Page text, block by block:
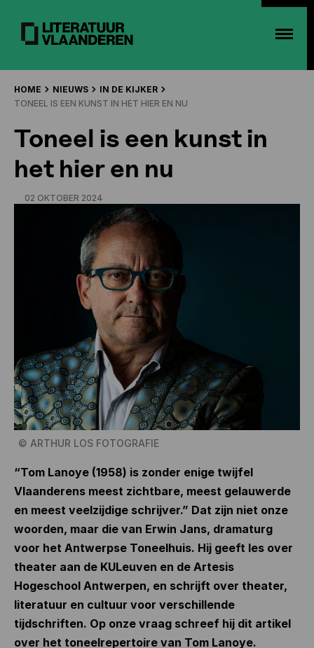
HOME NIEUWS
IN DE KIJKER
TONEEL IS EEN KUNST IN HET HIER EN NU
Toneel is een kunst in
het hier en nu
02 OKTOBER 2024
© ARTHUR LOS FOTOGRAFIE
“Tom Lanoye (1958) is zonder enige twijfel
Vlaanderens meest zichtbare, meest gelauwerde
en meest veelzijdige schrijver.” Dat zijn niet onze
woorden, maar die van Erwin Jans, dramaturg
voor het Antwerpse Toneelhuis. Hij geeft les over
theater aan de KULeuven en de Artesis
Hogeschool Antwerpen, en schrijft over theater,
literatuur en cultuur voor verschillende
tijdschriften. Op onze vraag schreef hij dit artikel
over het toneelrepertoire van Tom Lanoye.